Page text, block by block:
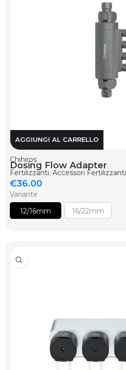
AGGIUNGI AL CARRELLO
Chihiros
Dosing Flow Adapter
Fertilizzanti, Accessori Fertilizzanti
€36.00
Variante
12/16mm
16/22mm